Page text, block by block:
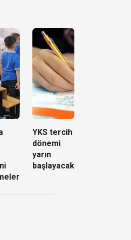
YKS tercih
dönemi
yarın
başlayacak